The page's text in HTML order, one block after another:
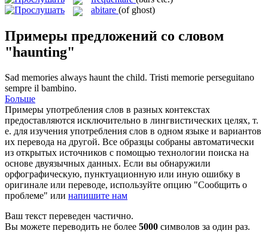
abitare (of ghost)
Примеры предложений со словом
"haunting"
Sad memories always haunt the child. Tristi memorie perseguitano
sempre il bambino.
Больше
Примеры употребления слов в разных контекстах
предоставляются исключительно в лингвистических целях, т.
е. для изучения употребления слов в одном языке и вариантов
их перевода на другой. Все образцы собраны автоматически
из открытых источников с помощью технологии поиска на
основе двуязычных данных. Если вы обнаружили
орфографическую, пунктуационную или иную ошибку в
оригинале или переводе, используйте опцию "Сообщить о
проблеме" или напишите нам
Ваш текст переведен частично.
Вы можете переводить не более 5000 символов за один раз.